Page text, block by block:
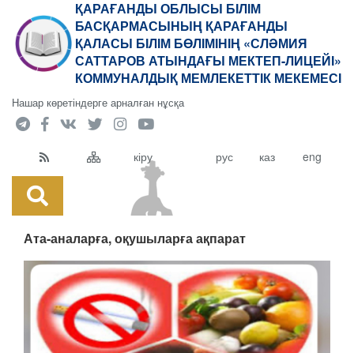
ҚАРАҒАНДЫ ОБЛЫСЫ БІЛІМ
БАСҚАРМАСЫНЫҢ ҚАРАҒАНДЫ
ҚАЛАСЫ БІЛІМ БӨЛІМІНІҢ «СЛӘМИЯ
САТТАРОВ АТЫНДАҒЫ МЕКТЕП-ЛИЦЕЙІ»
КОММУНАЛДЫҚ МЕМЛЕКЕТТІК МЕКЕМЕСІ
Нашар көретіндерге арналған нұсқа
кіру рус каз eng
Ата-аналарға, оқушыларға ақпарат